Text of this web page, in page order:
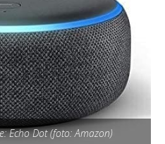
Echo Dot (foto: Amazon)